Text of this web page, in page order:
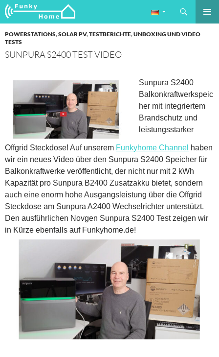
Funkyhome.de Online Magazin
Suchen
MENÜ
ZUM
SPRINGEN
POWERSTATIONS,SOLAR PV,TESTBERICHTE,UNBOXING UND VIDEO
TESTS
SUNPURA S2400 TEST VIDEO
Sunpura S2400
Balkonkraftwerkspeic
her mit integriertem
Brandschutz und
leistungsstarker
Offgrid Steckdose! Auf unserem Funkyhome Channel haben
wir ein neues Video über den Sunpura S2400 Speicher für
Balkonkraftwerke veröffentlicht, der nicht nur mit 2 kWh
Kapazität pro Sunpura B2400 Zusatzakku bietet, sondern
auch eine enorm hohe Ausgangsleistung über die Offgrid
Steckdose am Sunpura A2400 Wechselrichter unterstützt.
Den ausführlichen Novgen Sunpura S2400 Test zeigen wir
in Kürze ebenfalls auf Funkyhome.de!